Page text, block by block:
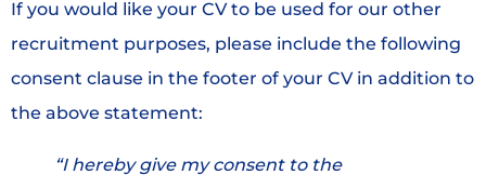
If you would like your CV to be used for our other
recruitment purposes, please include the following
consent clause in the footer of your CV in addition to
the above statement:
“I hereby give my consent to the